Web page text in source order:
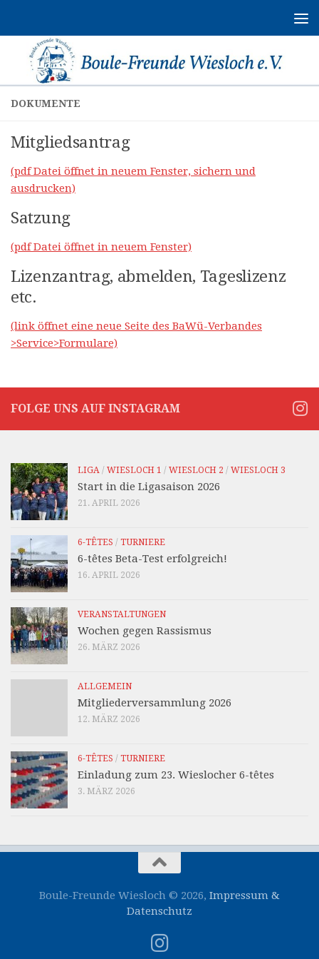
DOKUMENTE
Mitgliedsantrag
(pdf Datei öffnet in neuem Fenster, sichern und
ausdrucken)
Satzung
(pdf Datei öffnet in neuem Fenster)
Lizenzantrag, abmelden, Tageslizenz
etc.
(link öffnet eine neue Seite des BaWü-Verbandes
>Service>Formulare)
FOLGE UNS AUF INSTAGRAM
LIGA / WIESLOCH 1 / WIESLOCH 2 / WIESLOCH 3
Start in die Ligasaison 2026
21. APRIL 2026
6-TÊTES / TURNIERE
6-têtes Beta-Test erfolgreich!
16. APRIL 2026
VERANSTALTUNGEN
Wochen gegen Rassismus
26. MÄRZ 2026
ALLGEMEIN
Mitgliederversammlung 2026
12. MÄRZ 2026
6-TÊTES / TURNIERE
Einladung zum 23. Wieslocher 6-têtes
3. MÄRZ 2026
Boule-Freunde Wiesloch © 2026, Impressum &
Datenschutz